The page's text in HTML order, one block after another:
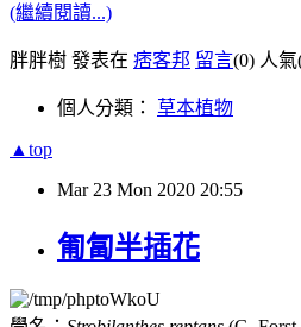
(繼續閱讀...)
胖胖樹 發表在 痞客邦 留言(0) 人氣
個人分類： 草本植物
▲top
Mar 23 Mon 2020 20:55
匍匐半插花